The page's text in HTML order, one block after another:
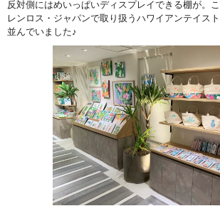
反対側にはめいっぱいディスプレイできる棚が。
レンロス・ジャパンで取り扱うハワイアンテイス
並んでいました♪